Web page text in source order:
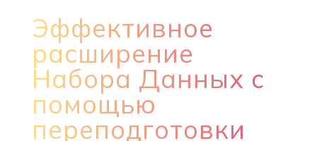
Эффективное
расширение
Набора Данных с
помощью
переподготовки